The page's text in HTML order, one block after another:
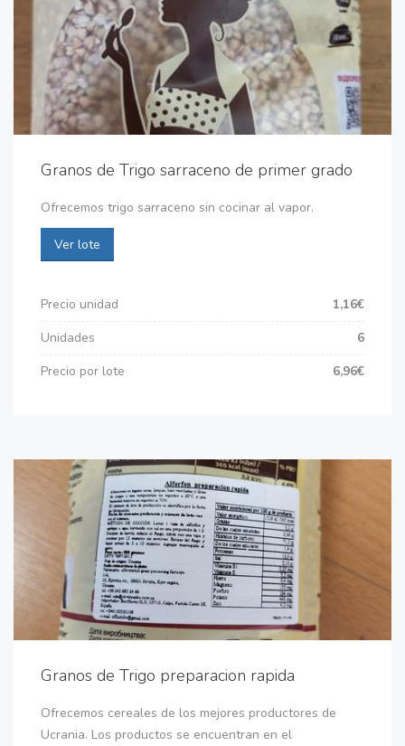
Granos de Trigo sarraceno de primer grado
Ofrecemos trigo sarraceno sin cocinar al vapor.
Ver lote
Precio unidad
1,16€
Unidades
6
Precio por lote
6,96€
Granos de Trigo preparacion rapida
Ofrecemos cereales de los mejores productores de
Ucrania. Los productos se encuentran en el